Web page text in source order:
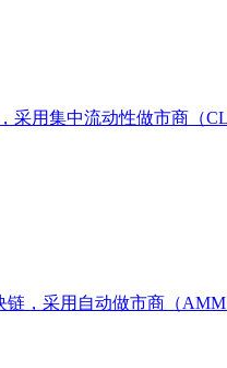
采用集中流动性做市商
，采用自动做市商（